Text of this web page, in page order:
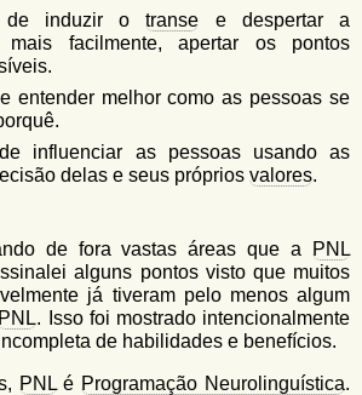
de induzir otranse e despertar a
mais facilmente, apertar os pontos
entender melhor como as pessoas se
influenciar as pessoas usando as
delas e seus próprios valores.
de fora vastas áreas que a
PNL
alguns pontos visto que muitos
já tiveram pelo menos algum
PNL. Isso foi mostrado intencionalmente
de habilidades e benefícios.
PNLé Programação Neurolinguística.